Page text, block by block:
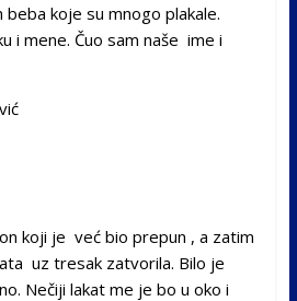
koje su mnogo plakale.
i mene. Čuo sam naše ime i
koji je već bio prepun , a zatim
uz tresak zatvorila. Bilo je
Nečiji lakat me je bo u oko i